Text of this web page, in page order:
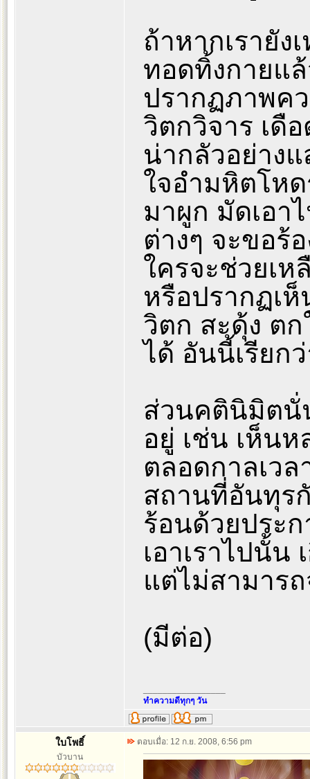
ถ้าหากเรายัง
ทอดทิ้งกายแ
ปรากฏภาพค
วิตกวิจาร เดื
น่ากลัวอย่าง
ใจอำมหิตโห
มาผูก มัดเอา
ต่างๆ จะขอร้
ใครจะช่วยเห
หรือปรากฏเ
วิตก สะดุ้ง ต
ได้ อันนี้เรียก
ส่วนคตินิมิตนั่
อยู่ เช่น เห็น
ตลอดกาลเว
สถานที่อันทุร
ร้อนด้วยประก
เอาเราไปนั้น
แต่ไม่สามาร
(มีต่อ)
ทำความดีทุกๆ วัน
ใบโพธิ์
บัวบาน
ตอบเมื่อ: 12 ก.ย. 2008, 6:56 pm